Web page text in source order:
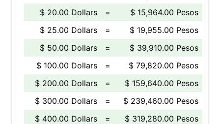
$ 20.00 Dollars
=
$ 15,964.00 Pesos
$ 25.00 Dollars
=
$ 19,955.00 Pesos
$ 50.00 Dollars
=
$ 39,910.00 Pesos
$ 100.00 Dollars
=
$ 79,820.00 Pesos
$ 200.00 Dollars
=
$ 159,640.00 Pesos
$ 300.00 Dollars
=
$ 239,460.00 Pesos
$ 400.00 Dollars
=
$ 319,280.00 Pesos